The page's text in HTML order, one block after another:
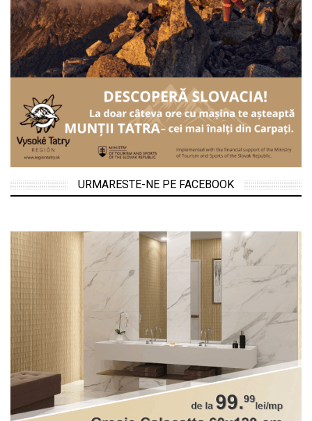
URMARESTE-NE PE FACEBOOK